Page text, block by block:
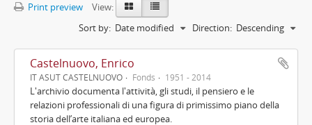
Print preview
View:
Sort by: Date modified Direction: Descending
Castelnuovo, Enrico
IT ASUT CASTELNUOVO Fonds 1951 - 2014
L'archivio documenta l'attività, gli studi, il pensiero e le
relazioni professionali di una figura di primissimo piano della
storia dell’arte italiana ed europea.